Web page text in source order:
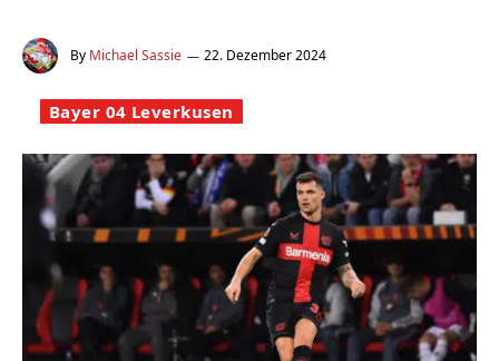
By Michael Sassie 22. Dezember 2024
Bayer 04 Leverkusen